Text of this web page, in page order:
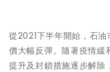
從2021下半年開始，石
價大幅反彈。隨著疫情緩
提升及封鎖措施逐步解除